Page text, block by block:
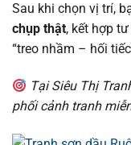
Sau khi chọn vị trí,
chụp thật, kết hợp
“treo nhầm – hối
Tại Siêu Thị
phối cảnh tranh